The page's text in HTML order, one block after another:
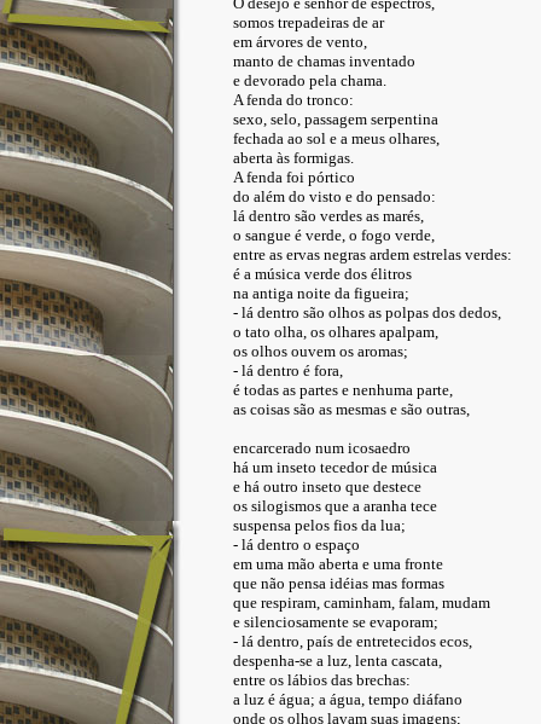
somos trepadeiras de ar
em árvores de vento,
manto de chamas inventado
e devorado pela chama.
A fenda do tronco:
sexo, selo, passagem serpentina
fechada ao sol e a meus olhares,
aberta às formigas.
A fenda foi pórtico
do além do visto e do pensado:
lá dentro são verdes as marés,
o sangue é verde, o fogo verde,
entre as ervas negras ardem estrelas verdes:
é a música verde dos élitros
na antiga noite da figueira;
- lá dentro são olhos as polpas dos dedos,
o tato olha, os olhares apalpam,
os olhos ouvem os aromas;
- lá dentro é fora,
é todas as partes e nenhuma parte,
as coisas são as mesmas e são outras,
encarcerado num icosaedro
há um inseto tecedor de música
e há outro inseto que destece
os silogismos que a aranha tece
suspensa pelos fios da lua;
- lá dentro o espaço
em uma mão aberta e uma fronte
que não pensa idéias mas formas
que respiram, caminham, falam, mudam
e silenciosamente se evaporam;
- lá dentro, país de entretecidos ecos,
despenha-se a luz, lenta cascata,
entre os lábios das brechas:
a luz é água; a água, tempo diáfano
onde os olhos lavam suas imagens;